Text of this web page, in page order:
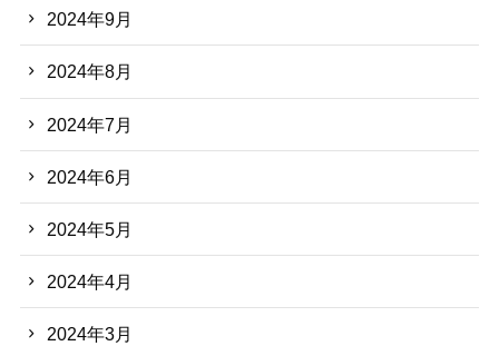
2024年9月
2024年8月
2024年7月
2024年6月
2024年5月
2024年4月
2024年3月